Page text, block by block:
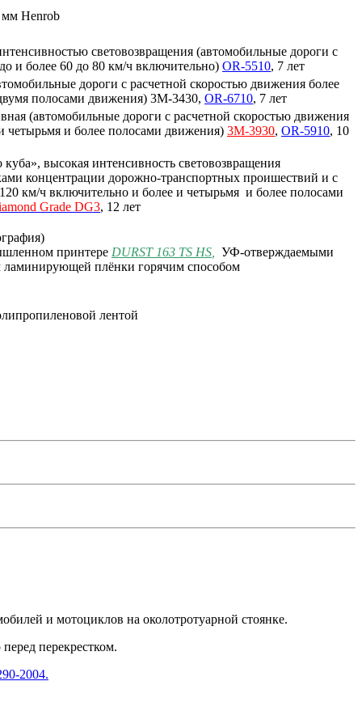
Henrob
световозвращения (автомобильные дороги с
и более 60 до 80 км/ч включительно) OR-5510, 7 лет
дороги с расчетной скоростью движения более
полосами движения) 3M-3430, OR-6710, 7 лет
(автомобильные дороги с расчетной скоростью движения
четырьмя и более полосами движения) 3M-3930, OR-5910, 10
высокая интенсивность световозвращения
концентрации дорожно-транспортных проишествий и с
км/ч включительно и более и четырьмя и более полосами
Grade DG3, 12 лет
принтере DURST 163 TS HS
УФ-отверждаемыми
ламинирующей плёнки горячим способом
лентой
и мотоциклов на околотротуарной стоянке.
перекрестком.
2004.